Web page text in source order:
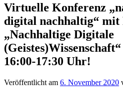
Virtuelle Konferenz
digital nachhaltig“ mit
„Nachhaltige Digitale
16:00-17:30 Uhr!
Veröffentlicht am 6. November 2020